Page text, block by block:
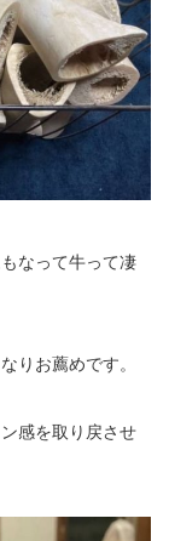
なって牛って凄
りお薦めです。
感を取り戻させ